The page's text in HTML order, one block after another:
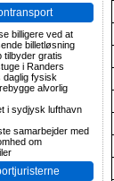
billigere ved at
billetløsning
tilbyder gratis
i Randers
daglig fysisk
alvorlig
i sydjysk lufthavn
samarbejder med
om